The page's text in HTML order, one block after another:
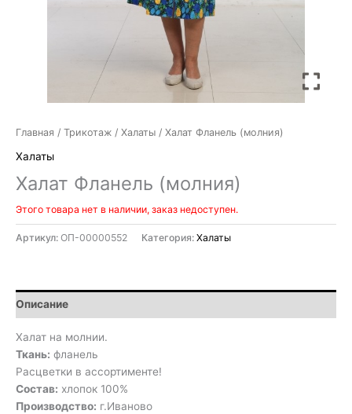
Главная / Трикотаж / Халаты / Халат Фланель (молния)
Халаты
Халат Фланель (молния)
Этого товара нет в наличии, заказ недоступен.
Артикул: ОП-00000552 Категория: Халаты
Описание
Халат на молнии.
Ткань: фланель
Расцветки в ассортименте!
Состав: хлопок 100%
Производство: г.Иваново